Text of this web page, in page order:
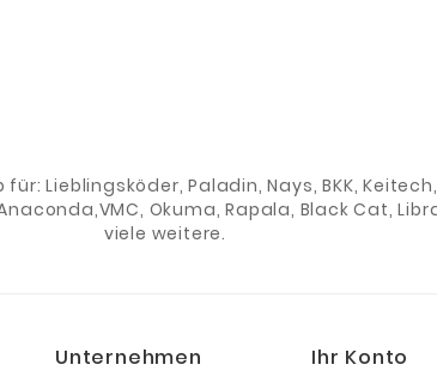
Lieblingsköder, Paladin, Nays, BKK,
Okuma, Rapala, Black Cat,
viele weitere.
Unternehmen Ihr Konto